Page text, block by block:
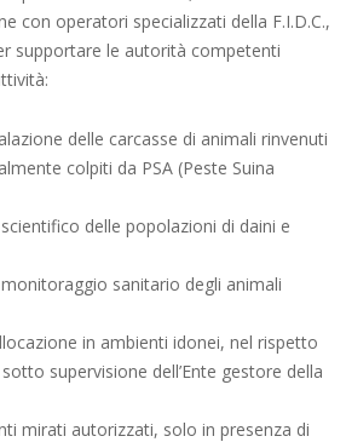
con operatori specializzati della F.I.D.C.,
supportare le autorità competenti
delle carcasse di animali rinvenuti
colpiti da PSA (Peste Suina
delle popolazioni di daini e
sanitario degli animali
in ambienti idonei, nel rispetto
supervisione dell’Ente gestore della
mirati autorizzati, solo in presenza di